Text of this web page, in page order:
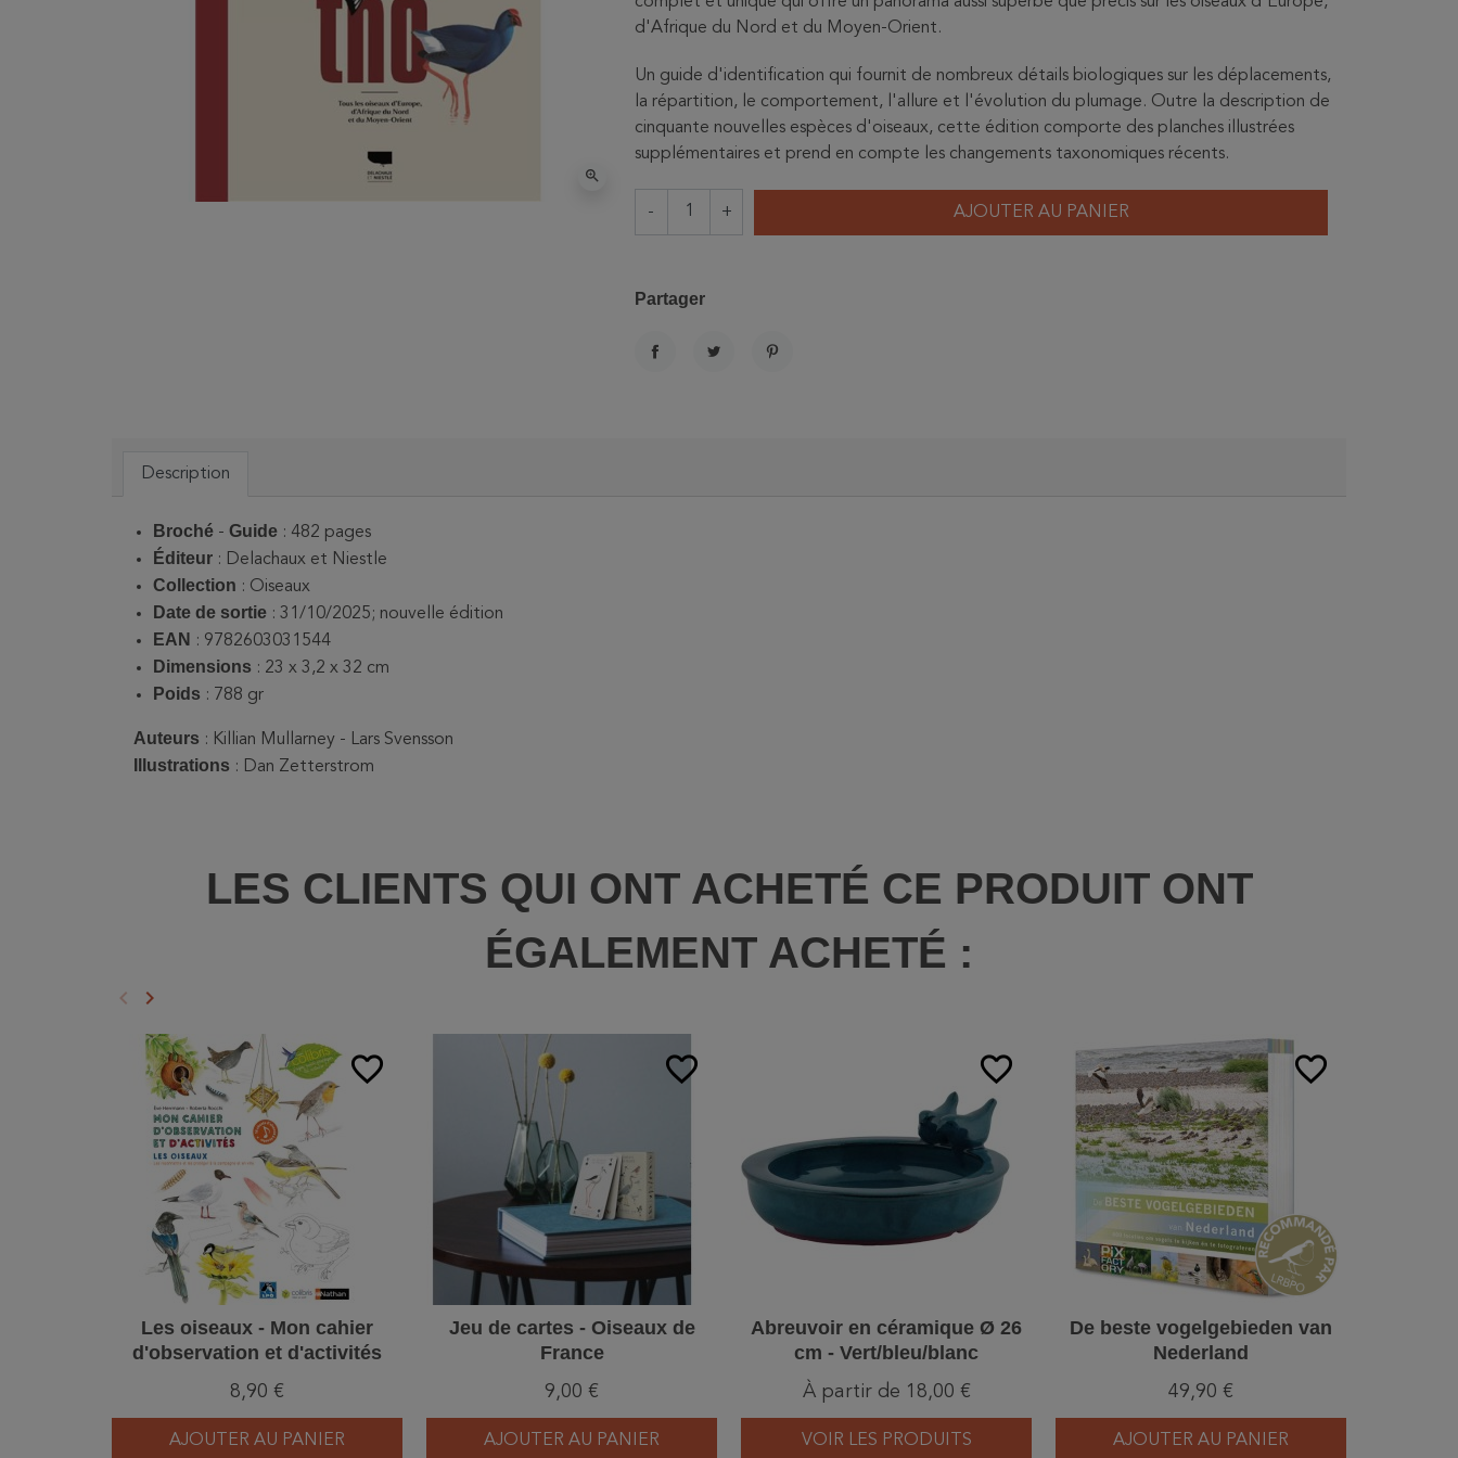
zoom_in
d'Afrique du Nord et du Moyen-Orient.
Un guide d'identification qui fournit de nombreux détails biologiques sur les déplacements,
la répartition, le comportement, l'allure et l'évolution du plumage. Outre la description de
cinquante nouvelles espèces d'oiseaux, cette édition comporte des planches illustrées
supplémentaires et prend en compte les changements taxonomiques récents.
- + AJOUTER AU PANIER
Partager
Description
Broché - Guide :‎ 482 pages
:‎ Delachaux et Niestle
Collection : Oiseaux
Date de sortie : 31/10/2025; nouvelle édition
EAN : 9782603031544
Dimensions ‏ :‎ 23 x 3,2 x 32 cm
Poids : 788 gr
Auteurs : Killian Mullarney - Lars Svensson
Illustrations : Dan Zetterstrom
LES CLIENTS QUI ONT ACHETÉ CE PRODUIT ONT
ÉGALEMENT ACHETÉ :
Précédent
keyboard_arrow_left Suivant
keyboard_arrow_right
favorite_border
Les oiseaux - Mon cahier
d'observation et d'activités
8,90 €
AJOUTER AU PANIER
favorite_border
Jeu de cartes - Oiseaux de
France
9,00 €
AJOUTER AU PANIER
favorite_border
Abreuvoir en céramique Ø 26
cm - Vert/bleu/blanc
À partir de 18,00 €
VOIR LES PRODUITS
favorite_border
De beste vogelgebieden van
Nederland
49,90 €
AJOUTER AU PANIER